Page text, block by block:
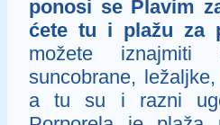
ponosi se Plavim
ćete tu i plažu za
možete iznajmiti
suncobrane,
a tu su i razni